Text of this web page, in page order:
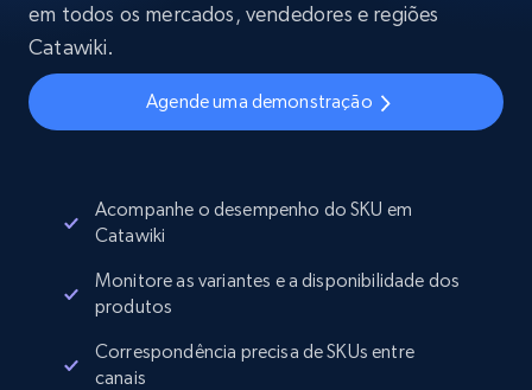
em todos os mercados, vendedores e regiões
Catawiki.
Agende uma demonstração
Acompanhe o desempenho do SKU em
Catawiki
Monitore as variantes e a disponibilidade dos
produtos
Correspondência precisa de SKUs entre
canais